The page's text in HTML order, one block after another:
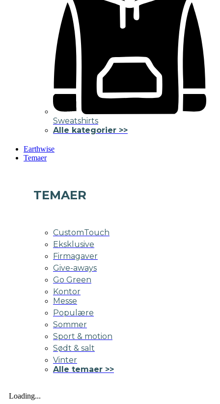
Sweatshirts
Alle kategorier >>
Earthwise
Temaer
TEMAER
CustomTouch
Eksklusive
Firmagaver
Give-aways
Go Green
Kontor
Messe
Populære
Sommer
Sport & motion
Sødt & salt
Vinter
Alle temaer >>
Loading...